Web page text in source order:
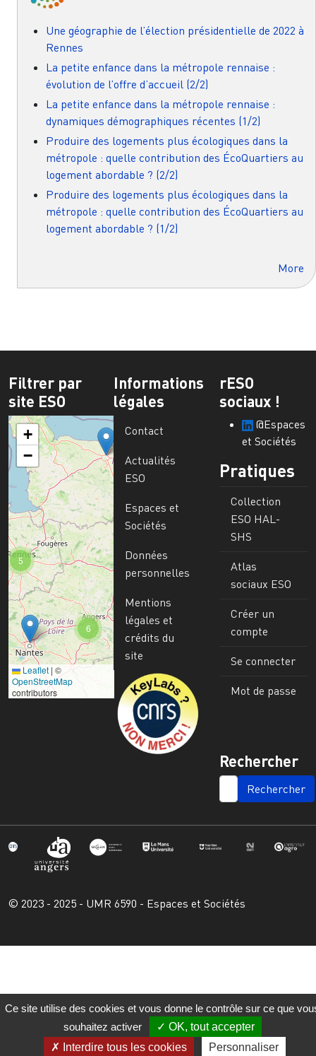
Une géographie de l’élection présidentielle de 2022 à
Rennes
La petite enfance dans la métropole rennaise :
évolution de l’offre d’accueil (2/2)
La petite enfance dans la métropole rennaise :
dynamiques démographiques récentes (1/2)
Produire des logements plus écologiques dans la
métropole : quelle contribution des ÉcoQuartiers au
logement abordable ? (2/2)
Produire des logements plus écologiques dans la
métropole : quelle contribution des ÉcoQuartiers au
logement abordable ? (1/2)
More
Filtrer par
site ESO
6
5
+
−
Leaflet | ©
OpenStreetMap
contributors
Informations
légales
Contact
Actualités
ESO
Espaces et
Sociétés
Données
personnelles
Mentions
légales et
crédits du
site
Image
rESO
sociaux !
@Espaces
et Sociétés
Pratiques
Collection
ESO HAL-
SHS
Atlas
sociaux ESO
Créer un
compte
Se connecter
Mot de passe
Rechercher
SEARCH
© 2023 - 2025 - UMR 6590 - Espaces et Sociétés
Ce site utilise des cookies et vous donne le contrôle sur ce que
souhaitez activer
OK, tout accepter
Interdire tous les cookies
Personnaliser